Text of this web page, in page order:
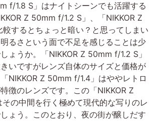
f/1.8 S」はナイトシーンでも活躍する
Z 50mm f/1.2 S」、「NIKKOR Z
するとちょっと暗い？と思ってしまい
るさという面で不足を感じることは少
ょうか。「NIKKOR Z 50mm f/1.2 S」
いですがレンズ自体のサイズと価格が
NIKKOR Z 50mm f/1.4」はややレトロ
徴のレンズです。この「NIKKOR Z
の中間を行く極めて現代的な写りのレ
ょう。このとおり、夜の街が醸しだす